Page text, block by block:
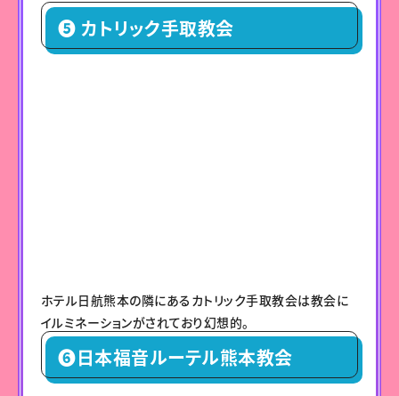
❺ カトリック手取教会
ホテル日航熊本の隣にあるカトリック手取教会は教会に
イルミネーションがされており幻想的。
❻日本福音ルーテル熊本教会